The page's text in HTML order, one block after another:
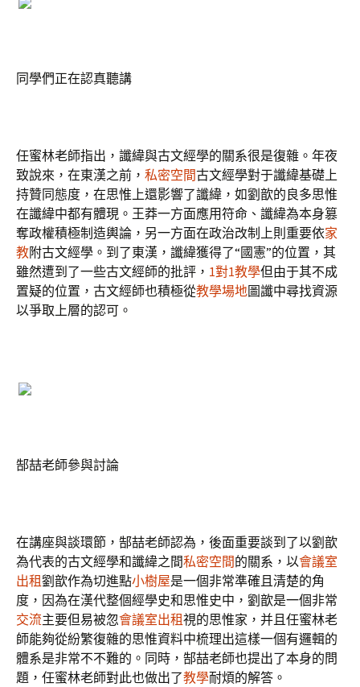
同學們正在認真聽講
任蜜林老師指出，讖緯與古文經學的關系很是復雜。年夜
致說來，在東漢之前， 私密空間古文經學對于讖緯基礎上
持贊同態度，在思惟上還影響了讖緯，如劉歆的良多思惟
在讖緯中都有體現。王莽一方面應用符命、讖緯為本身篡
奪政權積極制造輿論，另一方面在政治改制上則重要依家
教附古文經學。到了東漢，讖緯獲得了“國憲”的位置，其
雖然遭到了一些古文經師的批評， 1對1教學但由于其不成
置疑的位置，古文經師也積極從教學場地圖讖中尋找資源
以爭取上層的認可。
郜喆老師參與討論
在講座與談環節，郜喆老師認為，後面重要談到了以劉歆
為代表的古文經學和讖緯之間私密空間的關系，以會議室
出租劉歆作為切進點小樹屋是一個非常準確且清楚的角
度，因為在漢代整個經學史和思惟史中，劉歆是一個非常
交流主要但易被忽會議室出租視的思惟家，并且任蜜林老
師能夠從紛繁復雜的思惟資料中梳理出這樣一個有邏輯的
體系是非常不不難的。同時，郜喆老師也提出了本身的問
題，任蜜林老師對此也做出了教學耐煩的解答。